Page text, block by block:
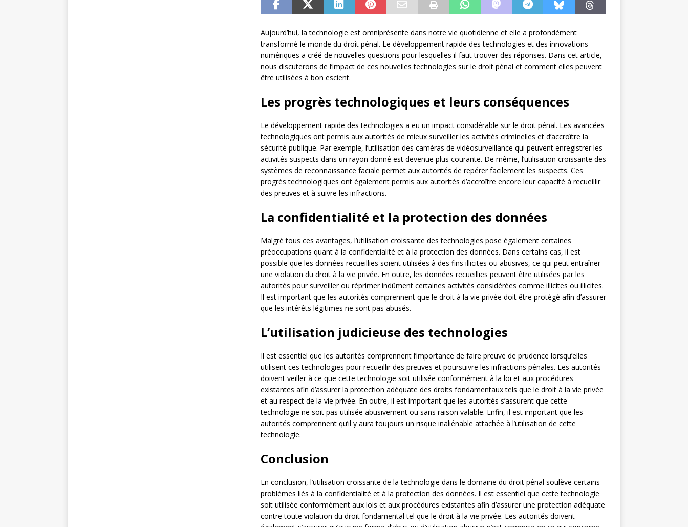
Aujourd’hui, la technologie est omniprésente dans notre vie quotidienne et elle a profondément
transformé le monde du droit pénal. Le développement rapide des technologies et des innovations
numériques a créé de nouvelles questions pour lesquelles il faut trouver des réponses. Dans cet article,
nous discuterons de l’impact de ces nouvelles technologies sur le droit pénal et comment elles peuvent
être utilisées à bon escient.
Les progrès technologiques et leurs conséquences
Le développement rapide des technologies a eu un impact considérable sur le droit pénal. Les avancées
technologiques ont permis aux autorités de mieux surveiller les activités criminelles et d’accroître la
sécurité publique. Par exemple, l’utilisation des caméras de vidéosurveillance qui peuvent enregistrer les
activités suspects dans un rayon donné est devenue plus courante. De même, l’utilisation croissante des
systèmes de reconnaissance faciale permet aux autorités de repérer facilement les suspects. Ces
progrès technologiques ont également permis aux autorités d’accroître encore leur capacité à recueillir
des preuves et à suivre les infractions.
La confidentialité et la protection des données
Malgré tous ces avantages, l’utilisation croissante des technologies pose également certaines
préoccupations quant à la confidentialité et à la protection des données. Dans certains cas, il est
possible que les données recueillies soient utilisées à des fins illicites ou abusives, ce qui peut entraîner
une violation du droit à la vie privée. En outre, les données recueillies peuvent être utilisées par les
autorités pour surveiller ou réprimer indûment certaines activités considérées comme illicites ou illicites.
Il est important que les autorités comprennent que le droit à la vie privée doit être protégé afin d’assurer
que les intérêts légitimes ne sont pas abusés.
L’utilisation judicieuse des technologies
Il est essentiel que les autorités comprennent l’importance de faire preuve de prudence lorsqu’elles
utilisent ces technologies pour recueillir des preuves et poursuivre les infractions pénales. Les autorités
doivent veiller à ce que cette technologie soit utilisée conformément à la loi et aux procédures
existantes afin d’assurer la protection adéquate des droits fondamentaux tels que le droit à la vie privée
et au respect de la vie privée. En outre, il est important que les autorités s’assurent que cette
technologie ne soit pas utilisée abusivement ou sans raison valable. Enfin, il est important que les
autorités comprennent qu’il y aura toujours un risque inaliénable attachée à l’utilisation de cette
technologie.
Conclusion
En conclusion, l’utilisation croissante de la technologie dans le domaine du droit pénal soulève certains
problèmes liés à la confidentialité et à la protection des données. Il est essentiel que cette technologie
soit utilisée conformément aux lois et aux procédures existantes afin d’assurer une protection adéquate
contre toute violation du droit fondamental tel que le droit à la vie privée. Les autorités doivent